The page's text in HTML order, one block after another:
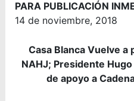
PARA PUBLICACIÓN
14 de noviembre, 2018
Casa Blanca Vuelve
NAHJ; Presidente
de apoyo a